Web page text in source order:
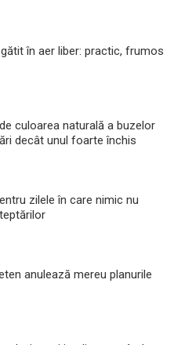
în aer liber: practic, frumos
culoarea naturală a buzelor
decât unul foarte închis
zilele în care nimic nu
anulează mereu planurile